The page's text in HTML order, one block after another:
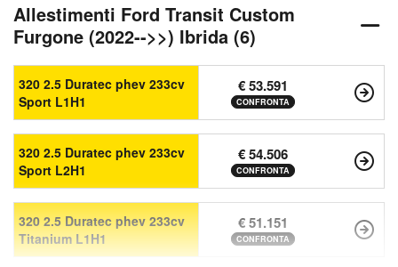
Allestimenti Ford Transit Custom
Furgone (2022-->>) Ibrida (6)
320 2.5 Duratec phev 233cv
Sport L1H1
€ 53.591
CONFRONTA
320 2.5 Duratec phev 233cv
Sport L2H1
€ 54.506
CONFRONTA
320 2.5 Duratec phev 233cv
Titanium L1H1
€ 51.151
CONFRONTA